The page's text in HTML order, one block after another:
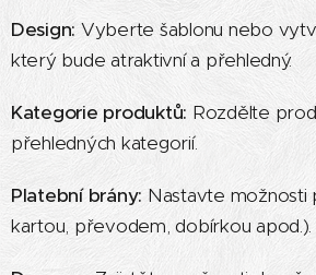
Design: Vyberte šablonu nebo
který bude atraktivní a přehledný.
Kategorie produktů: Rozdělte
přehledných kategorií.
Platební brány: Nastavte možnosti
kartou, převodem, dobírkou apod.).